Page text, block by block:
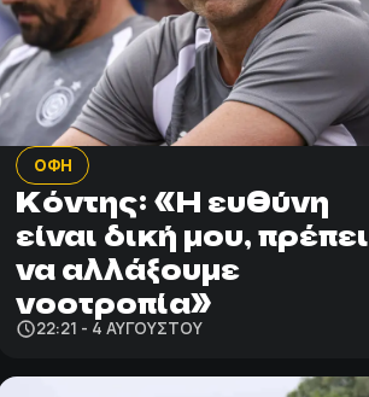
ΟΦΗ
Κόντης: «Η ευθύνη
είναι δική μου, πρέπει
να αλλάξουμε
νοοτροπία»
22:21 - 4 ΑΥΓΟΎΣΤΟΥ